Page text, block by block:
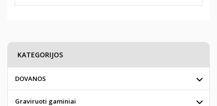
KATEGORIJOS
DOVANOS
Graviruoti gaminiai